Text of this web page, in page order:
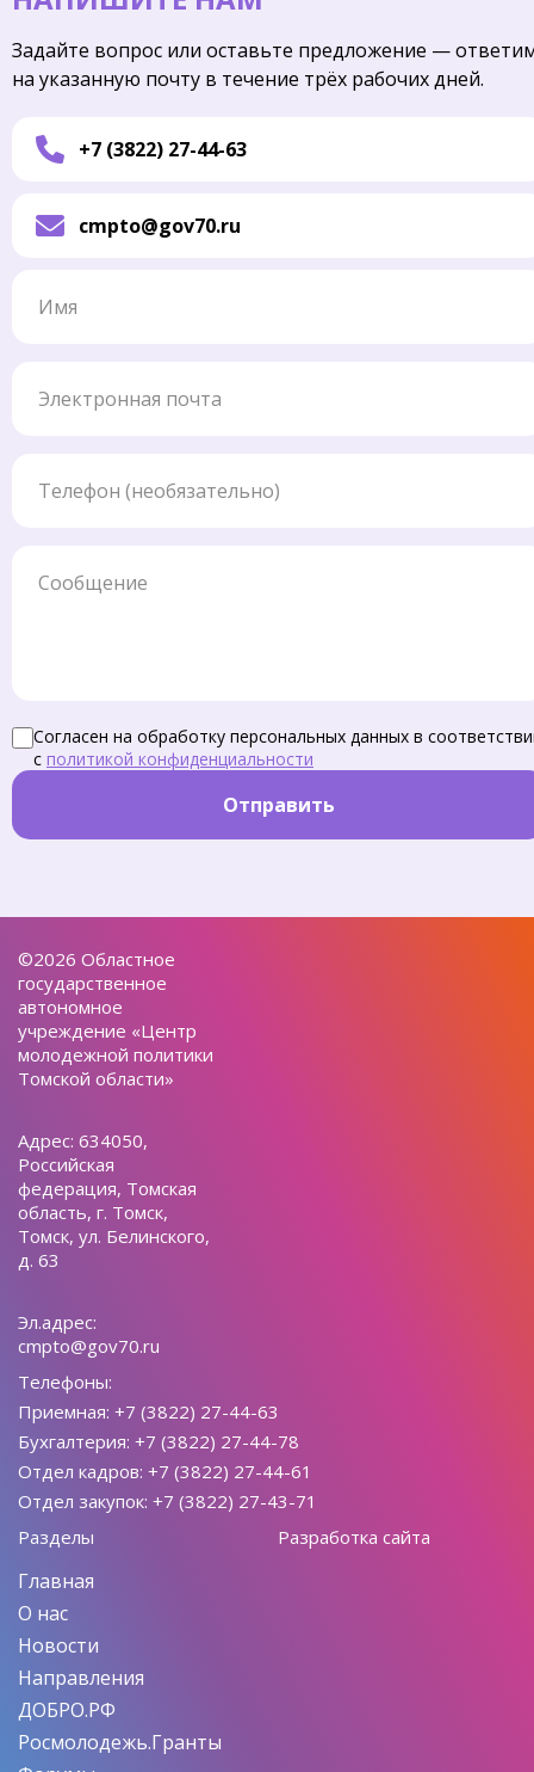
Задайте вопрос или оставьте предложение —
на указанную почту в течение трёх рабочих дней.
+7 (3822) 27-44-63
cmpto@gov70.ru
Согласен на обработку персональных данных в
с политикой конфиденциальности
Отправить
©2026 Областное
государственное
автономное
учреждение «Центр
молодежной политики
Томской области»
Адрес: 634050,
Российская
федерация, Томская
область, г. Томск,
Томск, ул. Белинского,
д. 63
Эл.адрес:
cmpto@gov70.ru
Телефоны:
Приемная: +7 (3822) 27-44-63
Бухгалтерия: +7 (3822) 27-44-78
Отдел кадров: +7 (3822) 27-44-61
Отдел закупок: +7 (3822) 27-43-71
Разделы
Главная
О нас
Новости
Направления
ДОБРО.РФ
Росмолодежь.Гранты
Разработка сайта